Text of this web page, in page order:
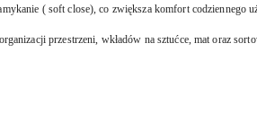
( soft close), co zwiększa komfort codziennego
przestrzeni, wkładów na sztućce, mat oraz